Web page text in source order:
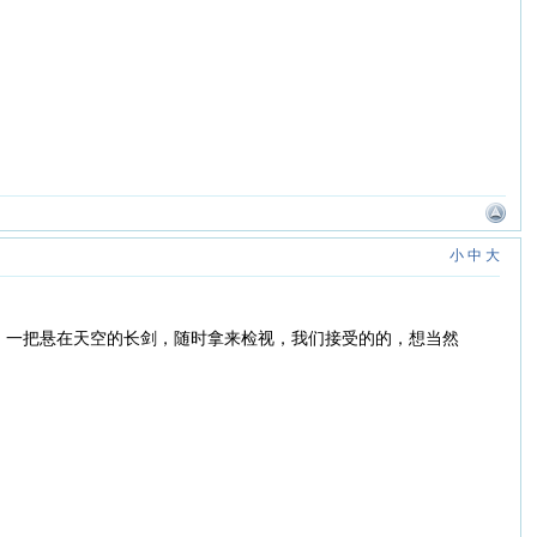
小 中 大
把悬在天空的长剑，随时拿来检视，我们接受的的，想当然